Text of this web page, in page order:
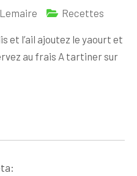
Recettes
et l’ail ajoutez le yaourt et
au frais A tartiner sur